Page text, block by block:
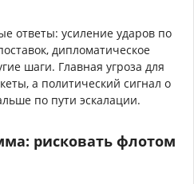
ответы: усиление ударов по
дипломатическое
шаги. Главная угроза для
а политический сигнал о
по пути эскалации.
рисковать флотом